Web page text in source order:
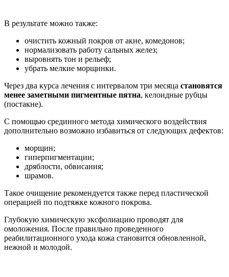
В результате можно также:
очистить кожный покров от акне, комедонов;
нормализовать работу сальных желез;
выровнять тон и рельеф;
убрать мелкие морщинки.
Через два курса лечения с интервалом три месяца становятся
менее заметными пигментные пятна, келоидные рубцы
(постакне).
С помощью срединного метода химического воздействия
дополнительно возможно избавиться от следующих дефектов:
морщин;
гиперпигментации;
дряблости, обвисания;
шрамов.
Такое очищение рекомендуется также перед пластической
операцией по подтяжке кожного покрова.
Глубокую химическую эксфолиацию проводят для
омоложения. После правильно проведенного
реабилитационного ухода кожа становится обновленной,
нежной и молодой.